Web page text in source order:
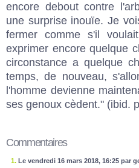
encore debout contre
une surprise inouïe. Je
fermer comme s'il
exprimer encore quelque
circonstance a quelque
temps, de nouveau,
l'homme devienne
ses genoux cèdent." (ibid.
Commentaires
1. Le vendredi 16 mars 2018, 16:25 par